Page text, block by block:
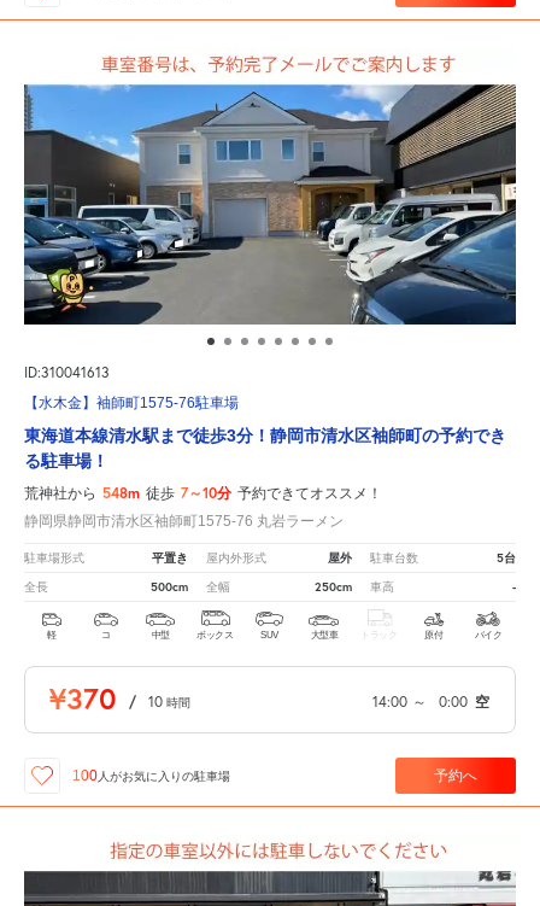
ID:310041613
【水木金】袖師町1575-76駐車場
東海道本線清水駅まで徒歩3分！静岡市清水区袖師町の予約でき
る駐車場！
荒神社から 548m 徒歩 7～10分 予約できてオススメ！
静岡県静岡市清水区袖師町1575-76 丸岩ラーメン
駐車場形式 平置き 屋内外形式 屋外 駐車台数 5台
全長 500cm 全幅 250cm 車高 -
軽 コ 中型 ボックス SUV 大型車 トラック 原付 バイク
¥370 / 10 時間 14:00 ～ 0:00 空
100 人がお気に入りの駐車場 予約へ